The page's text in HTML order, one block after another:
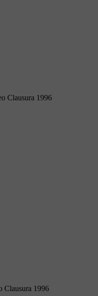
Clausura 1996
Clausura 1996